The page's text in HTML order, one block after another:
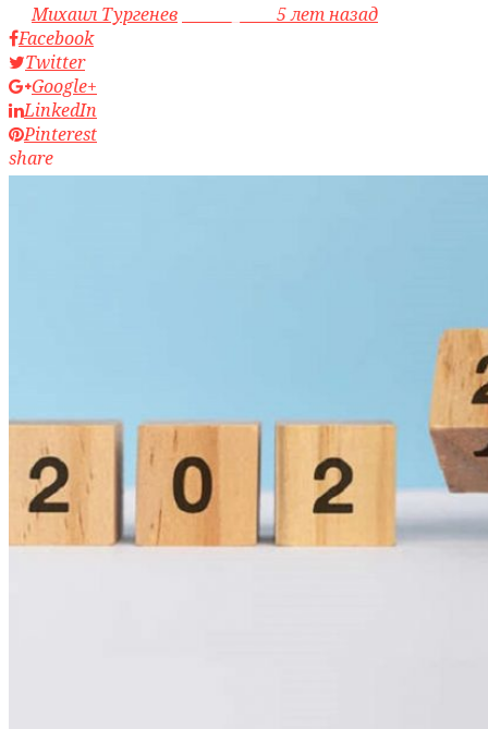
byМихаил Тургенев
5 лет назад
Facebook
Twitter
Google+
LinkedIn
Pinterest
share